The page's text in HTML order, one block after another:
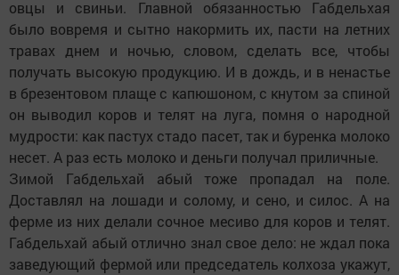
овцы и свиньи. Главной обязанностью Габдельхая
было вовремя и сытно накормить их, пасти на летних
травах днем и ночью, словом, сделать все, чтобы
получать высокую продукцию. И в дождь, и в ненастье
в брезентовом плаще с капюшоном, с кнутом за спиной
он выводил коров и телят на луга, помня о народной
мудрости: как пастух стадо пасет, так и буренка молоко
несет. А раз есть молоко и деньги получал приличные.
Зимой Габдельхай абый тоже пропадал на поле.
Доставлял на лошади и солому, и сено, и силос. А на
ферме из них делали сочное месиво для коров и телят.
Габдельхай абый отлично знал свое дело: не ждал пока
заведующий фермой или председатель колхоза укажут,